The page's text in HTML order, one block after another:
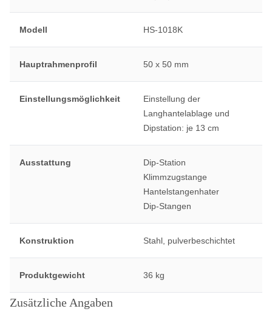
Modell HS-1018K
Hauptrahmenprofil 50 x 50 mm
Einstellungsmöglichkeit
Einstellung der
Langhantelablage und
Dipstation: je 13 cm
Ausstattung
Dip-Station
Klimmzugstange
Hantelstangenhater
Dip-Stangen
Konstruktion Stahl, pulverbeschichtet
Produktgewicht 36 kg
Zusätzliche Angaben